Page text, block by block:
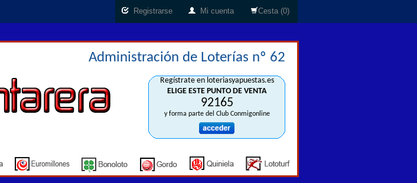
Cesta (0)
Mi cuenta
Registrarse
Administración de Loterías nº 62
Regístrate en loteriasyapuestas.es
ELIGE ESTE PUNTO DE VENTA
92165
y forma parte del Club Conmigonline